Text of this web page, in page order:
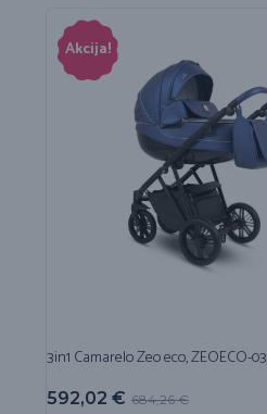
Akcija!
3in1 Camarelo Zeo eco, ZEOECO-03
684,26€
592,02 €